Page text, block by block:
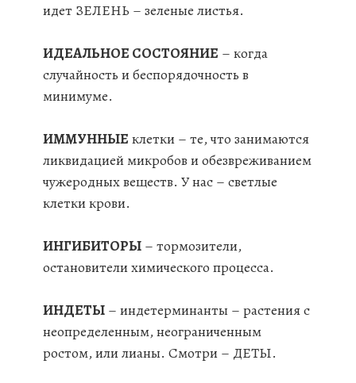
идет ЗЕЛЕНЬ – зеленые листья.
ИДЕАЛЬНОЕ СОСТОЯНИЕ – когда
случайность и беспорядочность в
минимуме.
ИММУННЫЕ клетки – те, что занимаются
ликвидацией микробов и обезвреживанием
чужеродных веществ. У нас – светлые
клетки крови.
ИНГИБИТОРЫ – тормозители,
остановители химического процесса.
ИНДЕТЫ – индетерминанты – растения с
неопределенным, неограниченным
ростом, или лианы. Смотри – ДЕТЫ.